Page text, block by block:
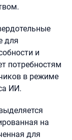
для
и
потребностям
в режиме
ИИ.
на
для